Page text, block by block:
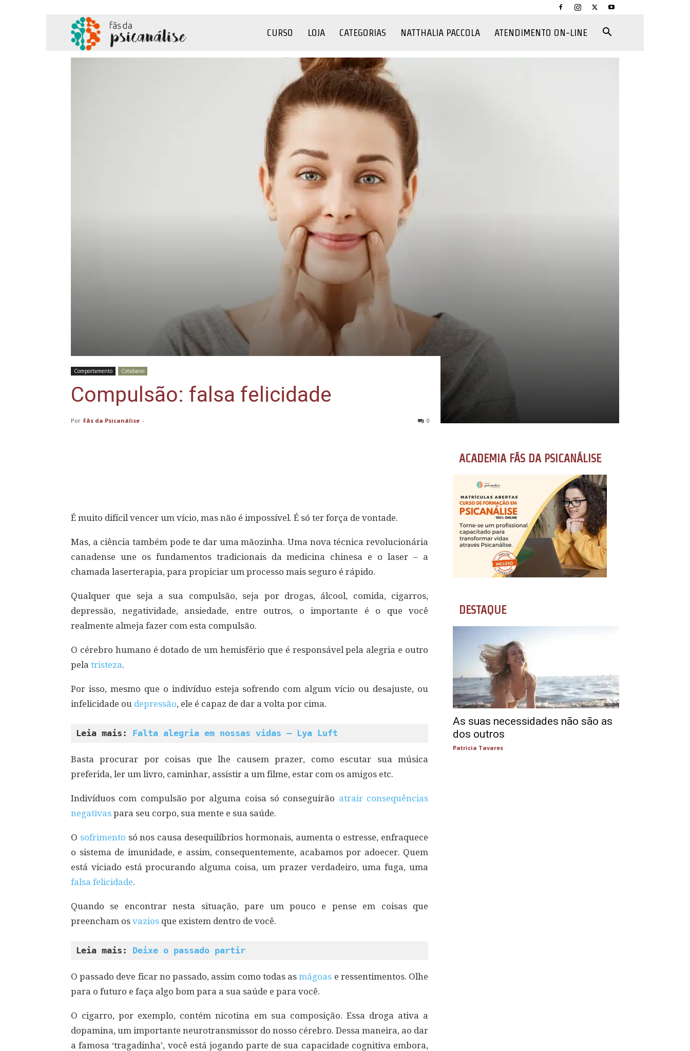
CURSO LOJA CATEGORIAS NATTHALIA PACCOLA ATENDIMENTO ON-LINE
Comportamento Cotidiano
Compulsão: falsa felicidade
Por Fãs da Psicanálise - 0
É muito difícil vencer um vício, mas não é impossível. É só ter força de vontade.
Mas, a ciência também pode te dar uma mãozinha. Uma nova técnica revolucionária
canadense une os fundamentos tradicionais da medicina chinesa e o laser – a
chamada laserterapia, para propiciar um processo mais seguro é rápido.
Qualquer que seja a sua compulsão, seja por drogas, álcool, comida, cigarros,
depressão, negatividade, ansiedade, entre outros, o importante é o que você
realmente almeja fazer com esta compulsão.
O cérebro humano é dotado de um hemisfério que é responsável pela alegria e outro
pela tristeza.
Por isso, mesmo que o indivíduo esteja sofrendo com algum vício ou desajuste, ou
infelicidade ou depressão, ele é capaz de dar a volta por cima.
Leia mais: Falta alegria em nossas vidas – Lya Luft
Basta procurar por coisas que lhe causem prazer, como escutar sua música
preferida, ler um livro, caminhar, assistir a um filme, estar com os amigos etc.
Indivíduos com compulsão por alguma coisa só conseguirão atrair consequências
negativas para seu corpo, sua mente e sua saúde.
O sofrimento só nos causa desequilíbrios hormonais, aumenta o estresse, enfraquece
o sistema de imunidade, e assim, consequentemente, acabamos por adoecer. Quem
está viciado está procurando alguma coisa, um prazer verdadeiro, uma fuga, uma
falsa felicidade.
Quando se encontrar nesta situação, pare um pouco e pense em coisas que
preencham os vazios que existem dentro de você.
Leia mais: Deixe o passado partir
O passado deve ficar no passado, assim como todas asmágoas e ressentimentos. Olhe
para o futuro e faça algo bom para a sua saúde e para você.
O cigarro, por exemplo, contém nicotina em sua composição. Essa droga ativa a
dopamina, um importante neurotransmissor do nosso cérebro. Dessa maneira, ao dar
a famosa ‘tragadinha’, você está jogando parte de sua capacidade cognitiva embora,
ACADEMIA FÃS DA PSICANÁLISE
DESTAQUE
As suas necessidades não são as
dos outros
Patricia Tavares